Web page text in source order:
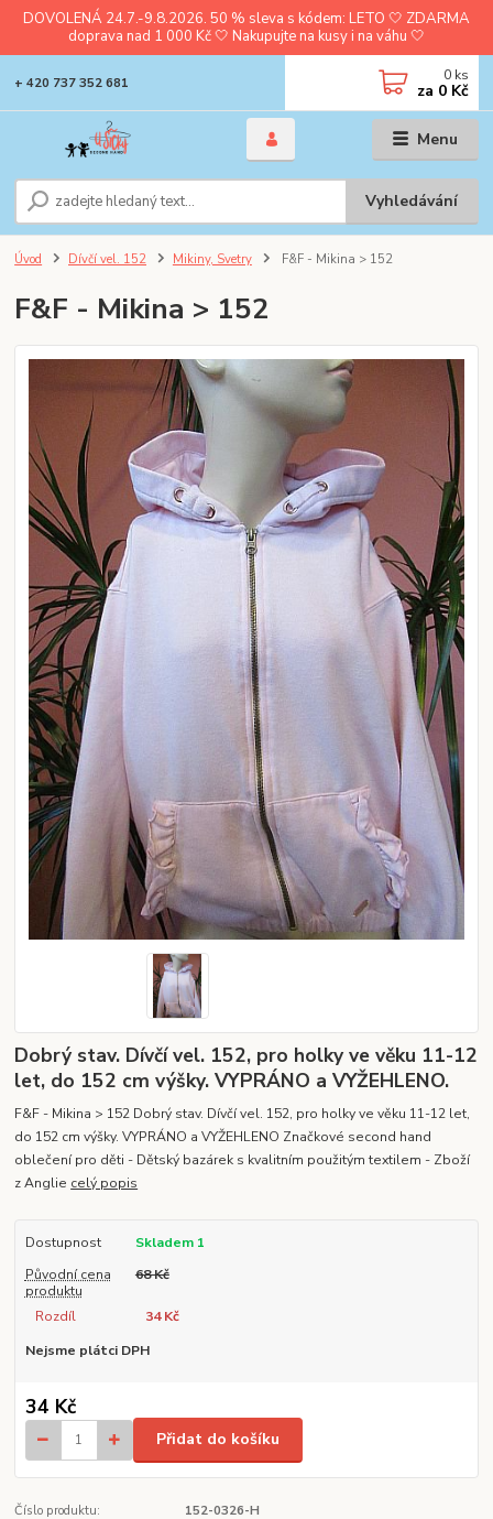
DOVOLENÁ 24.7.-9.8.2026. 50 % sleva s kódem: LETO 🤍 ZDARMA
doprava nad 1 000 Kč 🤍 Nakupujte na kusy i na váhu 🤍
Menu
Vyhledávání
+ 420 737 352 681 0 ks
za 0 Kč
Úvod Dívčí vel. 152 Mikiny, Svetry F&F - Mikina > 152
F&F - Mikina > 152
Dobrý stav. Dívčí vel. 152, pro holky ve věku 11-12
let, do 152 cm výšky. VYPRÁNO a VYŽEHLENO.
F&F - Mikina > 152 Dobrý stav. Dívčí vel. 152, pro holky ve věku 11-12 let,
do 152 cm výšky. VYPRÁNO a VYŽEHLENO Značkové second hand
oblečení pro děti - Dětský bazárek s kvalitním použitým textilem - Zboží
z Anglie celý popis
Dostupnost
Skladem 1
Původní cena
produktu
68 Kč
Rozdíl
34 Kč
Nejsme plátci DPH
34 Kč
Přidat do košíku
Číslo produktu:
152-0326-H